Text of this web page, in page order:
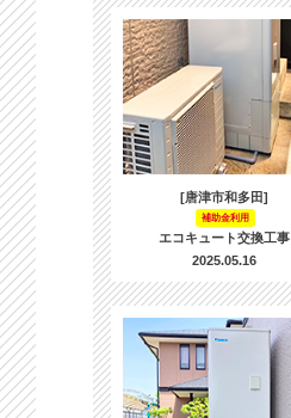
[唐津市和多田]
補助金利用
エコキュート交換工事
2025.05.16